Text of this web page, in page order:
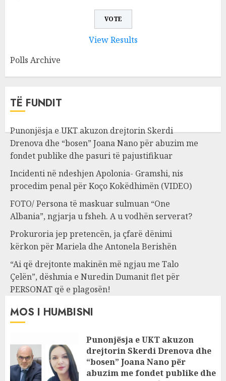
View Results
Polls Archive
TË FUNDIT
Punonjësja e UKT akuzon drejtorin Skerdi
Drenova dhe “bosen” Joana Nano për abuzim me
fondet publike dhe pasuri të pajustifikuar
Incidenti në ndeshjen Apolonia- Gramshi, nis
procedim penal për Koço Kokëdhimën (VIDEO)
FOTO/ Persona të maskuar sulmuan “One
Albania”, ngjarja u fsheh. A u vodhën serverat?
Prokuroria jep pretencën, ja çfarë dënimi
kërkon për Mariela dhe Antonela Berishën
“Ai që drejtonte makinën më ngjau me Talo
Çelën”, dëshmia e Nuredin Dumanit flet për
PERSONAT që e plagosën!
MOS I HUMBISNI
Punonjësja e UKT akuzon
drejtorin Skerdi Drenova dhe
“bosen” Joana Nano për
abuzim me fondet publike dhe